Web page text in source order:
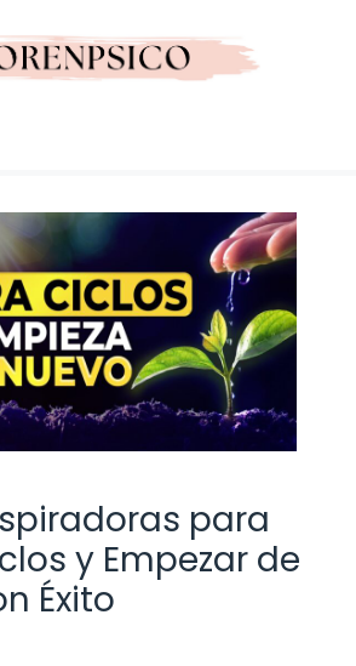
para
y Empezar de
Éxito